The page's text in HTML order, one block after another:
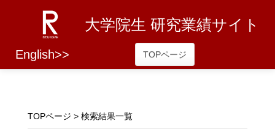
大学院生 研究業績サイト
English>> TOPページ
TOPページ > 検索結果一覧